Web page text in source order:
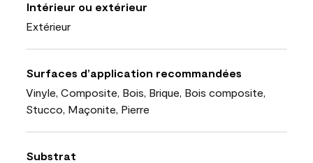
Intérieur ou extérieur
Extérieur
Surfaces d’application recommandées
Vinyle, Composite, Bois, Brique, Bois composite,
Stucco, Maçonite, Pierre
Substrat